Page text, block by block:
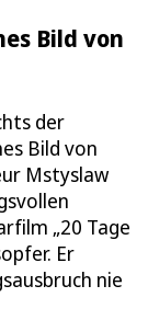
Bild von
der
Bild von
Mstyslaw
„20 Tage
Er
nie